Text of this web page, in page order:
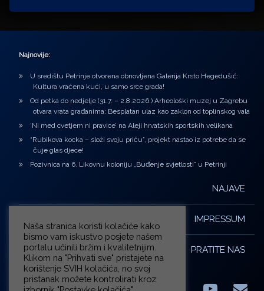
Najnovije:
U središtu Petrinje otvorena obnovljena Galerija Krsto Hegedušić:
Kultura vraćena kući, u samo srce grada!
Od petka do nedjelje (31.7. – 2.8.2026.) Arheološki muzej u Zagrebu
otvara vrata građanima: Besplatan ulaz kao zaklon od toplinskog vala
‘Ni med cvetjem ni pravice’ na Aleji hrvatskih sportskih velikana
“Rubikova kocka – složi svoju priču”, projekt nastao iz potrebe da se
čuje glas djece!
Pozivnica na 6. Likovnu koloniju „Buđenje svjetlosti” u Petrinji
NAJAVE
IMPRESSUM
PRATITE NAS
Naša stranica koristi kolačiće kako
bismo vam iskustvo posjete našem
portalu učinili bržim i kvalitetnijim.
Klikom na "Prihvati sve" pristajete na
korištenje SVIH kolačića, no svoj
pristanak možete kontrolirati kroz